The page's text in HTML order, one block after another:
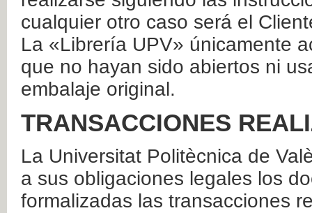
cualquier otro caso será el
La «Librería UPV» únicamente
que no hayan sido abiertos ni
embalaje original.
TRANSACCIONES
La Universitat Politècnica de
a sus obligaciones legales los
formalizadas las transacciones